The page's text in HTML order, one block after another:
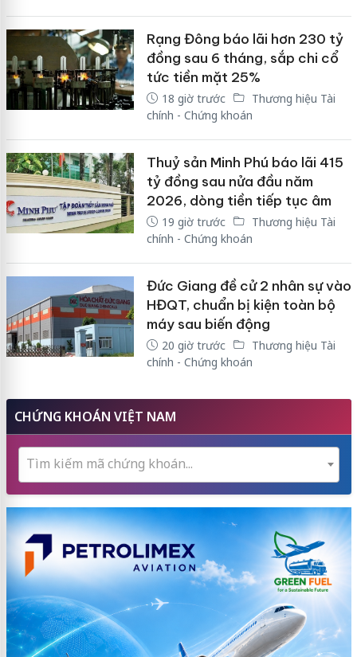
Rạng Đông báo lãi hơn 230 tỷ
đồng sau 6 tháng, sắp chi cổ
tức tiền mặt 25%
18 giờ trước
Thương hiệu Tài
chính - Chứng khoán
Thuỷ sản Minh Phú báo lãi 415
tỷ đồng sau nửa đầu năm
2026, dòng tiền tiếp tục âm
19 giờ trước
Thương hiệu Tài
chính - Chứng khoán
Đức Giang đề cử 2 nhân sự vào
HĐQT, chuẩn bị kiện toàn bộ
máy sau biến động
20 giờ trước
Thương hiệu Tài
chính - Chứng khoán
CHỨNG KHOÁN VIỆT NAM
Tìm kiếm mã chứng khoán...